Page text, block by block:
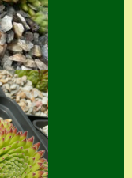
Semps von A – Z
Shop
Suche
Sue Thomas
Translator
Versand